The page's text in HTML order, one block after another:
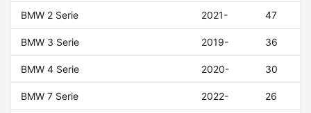
BMW 2 Serie 2021- 47
BMW 3 Serie 2019- 36
BMW 4 Serie 2020- 30
BMW 7 Serie 2022- 26